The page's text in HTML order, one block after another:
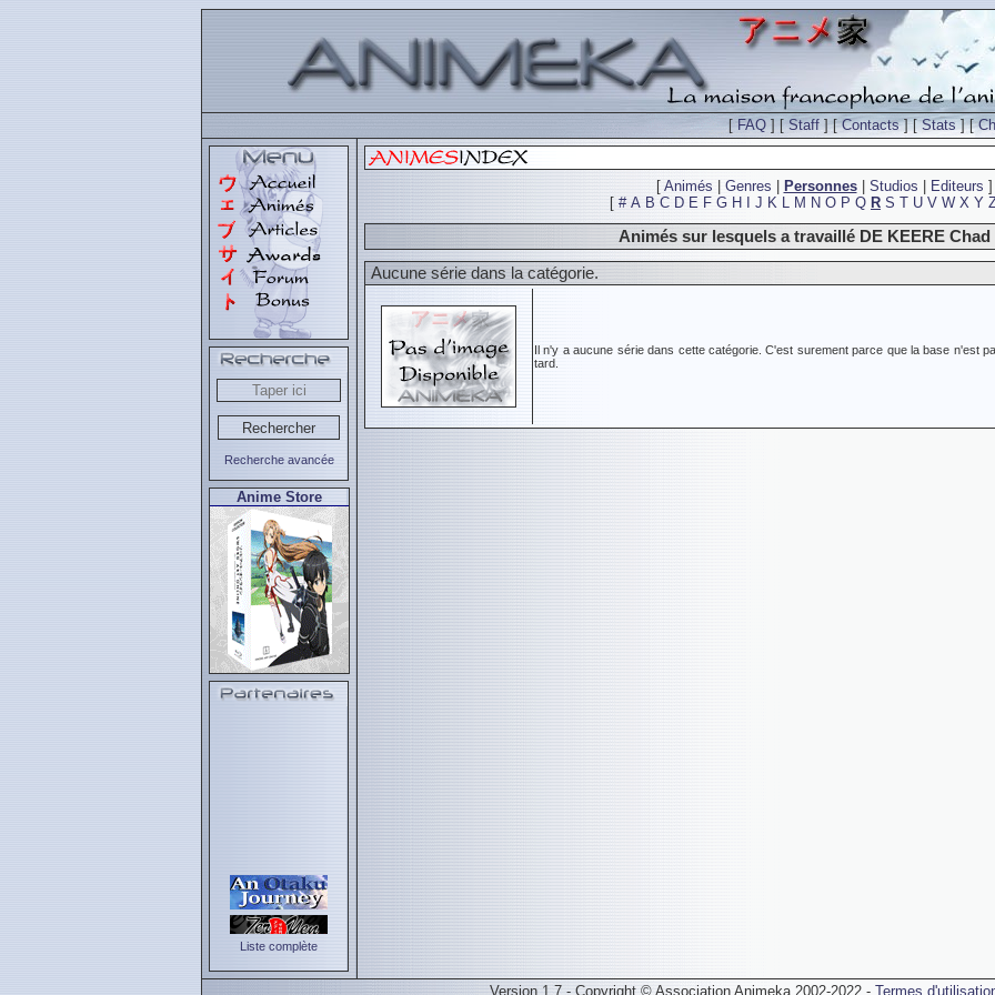
[FAQ ] [Staff ] [Contacts] [Stats] [
Recherche avancée
Anime Store
Liste complète
[ Animés Genres Personnes| Studios Editeurs ]
[ # A B C D E F G H J K L M N O P Q R S T U V W X Y
Animés sur lesquels a travaillé DE KEERE Chad
Aucune série dans la catégorie.
Il n'y a aucune série dans cette catégorie. C'est surement parce que la base n'est
tard.
Version 1.7 - Copyright © Association Animeka 2002-2022 - Termes